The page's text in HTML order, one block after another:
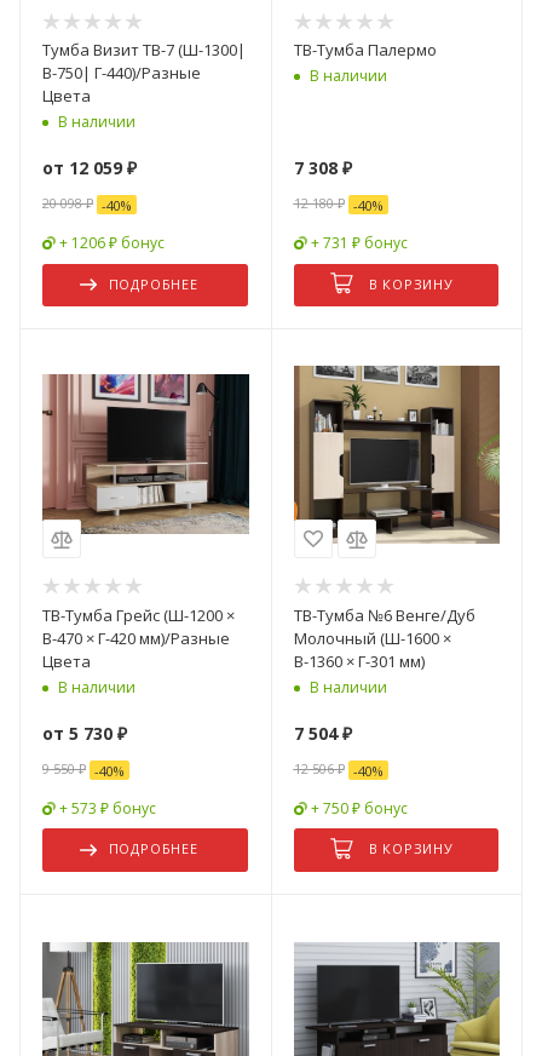
Тумба Визит ТВ-7 (Ш-1300|
В-750| Г-440)/Разные
Цвета
В наличии
от 12 059 ₽
20 098 ₽ -40%
+ 1206 ₽ бонус
ПОДРОБНЕЕ
ТВ-Тумба Палермо
В наличии
7 308₽
12 180₽ -40%
+ 731 ₽ бонус
В КОРЗИНУ
ТВ-Тумба Грейс (Ш-1200 ×
В-470 × Г-420 мм)/Разные
Цвета
В наличии
от 5 730 ₽
9 550 ₽ -40%
+ 573 ₽ бонус
ПОДРОБНЕЕ
ТВ-Тумба №6 Венге/Дуб
Молочный (Ш-1600 ×
В-1360 × Г-301 мм)
В наличии
7 504₽
12 506₽ -40%
+ 750 ₽ бонус
В КОРЗИНУ